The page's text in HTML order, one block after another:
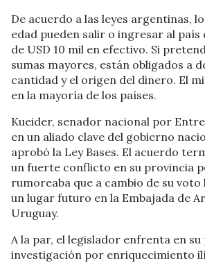
De acuerdo a las leyes argentinas,
edad pueden salir o ingresar al país
de USD 10 mil en efectivo. Si
sumas mayores, están obligados a
cantidad y el origen del dinero. El
en la mayoría de los países.
Kueider, senador nacional por
en un aliado clave del gobierno
aprobó la Ley Bases. El acuerdo
un fuerte conflicto en su provincia
rumoreaba que a cambio de su voto
un lugar futuro en la Embajada de
Uruguay.
A la par, el legislador enfrenta en
investigación por enriquecimiento